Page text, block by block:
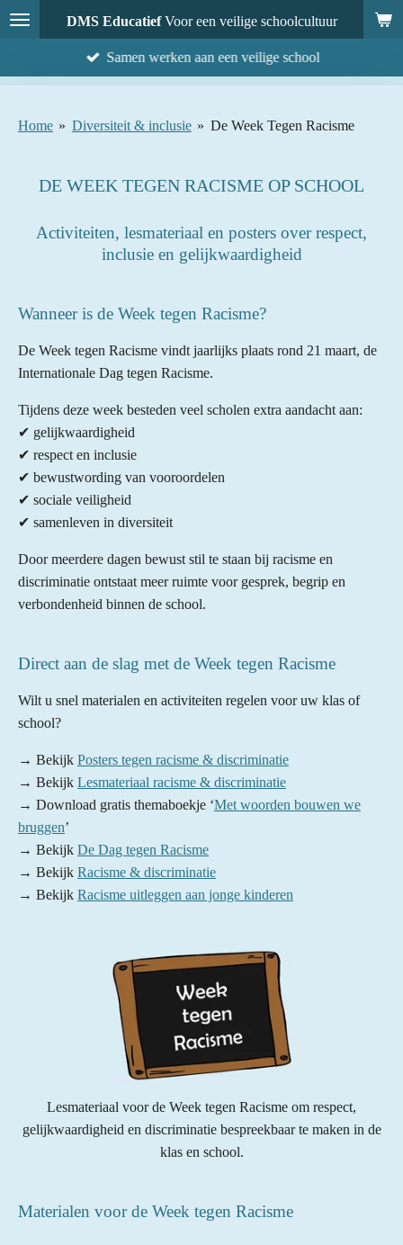
Ga
direct
DMS EducatiefVoor een veilige schoolcultuur
Samen werken aan een veilige school
Home » Diversiteit & inclusie » De Week Tegen Racisme
DE WEEK TEGEN RACISME OP SCHOOL
Activiteiten, lesmateriaal en posters over respect,
inclusie en gelijkwaardigheid
Wanneer is de Week tegen Racisme?
De Week tegen Racisme vindt jaarlijks plaats rond 21 maart, de
Internationale Dag tegen Racisme.
Tijdens deze week besteden veel scholen extra aandacht aan:
✔ gelijkwaardigheid
✔ respect en inclusie
✔ bewustwording van vooroordelen
✔ sociale veiligheid
✔ samenleven in diversiteit
Door meerdere dagen bewust stil te staan bij racisme en
discriminatie ontstaat meer ruimte voor gesprek, begrip en
verbondenheid binnen de school.
Direct aan de slag met de Week tegen Racisme
Wilt u snel materialen en activiteiten regelen voor uw klas of
school?
→ Bekijk Posters tegen racisme & discriminatie
→ Bekijk Lesmateriaal racisme & discriminatie
→ Download gratis themaboekje ‘Met woorden bouwen we
bruggen’
→ Bekijk De Dag tegen Racisme
→ Bekijk Racisme & discriminatie
→ Bekijk Racisme uitleggen aan jonge kinderen
Lesmateriaal voor de Week tegen Racisme om respect,
gelijkwaardigheid en discriminatie bespreekbaar te maken in de
klas en school.
Materialen voor de Week tegen Racisme